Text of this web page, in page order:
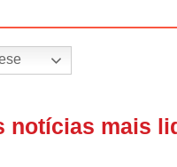
notícias mais